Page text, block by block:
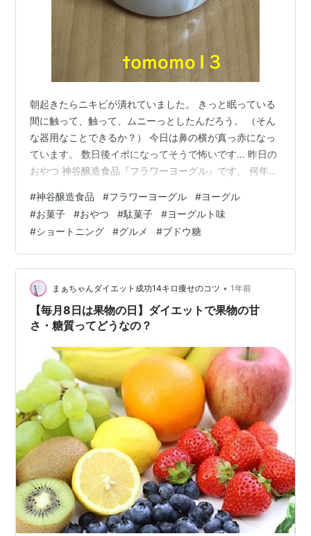
朝起きたらニキビが潰れていました。 きっと眠っている
間に触って、触って、ムニーっとしたんだろう。 （そん
な器用なことできるか？） 今日は鼻の横が真っ赤になっ
ています。 数日後イボになってそうで怖いです… 昨日の
おやつ 神谷醸造食品『フラワーヨーグル』です。 何年ぶ
ーグルと思っていたら、全然違うものだった。 ゾウさん
のイラストじゃないし。 ま、似たようなものなので多分
味も同じだと思う リンク 『フラワーヨーグル』はヨーグ
ルト風味のふわふわなクリーム状のお菓子です。 税込み
42円。 蓋。 製造者は神谷醸造食品。 原材料はショート
ニング、砂糖、ブ…
#神谷醸造食品 #フラワーヨーグル #ヨーグル
#お菓子 #おやつ #駄菓子 #ヨーグルト味
#ショートニング #グルメ #ブドウ糖
まぁちゃんダイエット成功14キロ痩せのコツ • 1年前
【毎月8日は果物の日】ダイエットで果物の甘
さ・糖質ってどうなの？